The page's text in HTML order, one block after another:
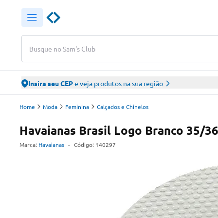
Busque no Sam's Club
Insira seu CEPe veja produtos na sua região
Home Moda Feminina Calçados e Chinelos
Havaianas Brasil Logo Branco 35/36
Marca: Havaianas - Código: 140297